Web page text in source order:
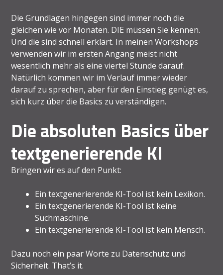
Die Grundlagen hingegen sind immer noch die
gleichen wie vor Monaten. DIE müssen Sie kennen.
Und die sind schnell erklärt. In meinen Workshops
verwenden wir im ersten Angang meist nicht
wesentlich mehr als eine viertel Stunde darauf.
Natürlich kommen wir im Verlauf immer wieder
darauf zu sprechen, aber für den Einstieg genügt es,
sich kurz über die Basics zu verständigen.
Die absoluten Basics über
textgenerierende KI
Bringen wir es auf den Punkt:
Ein textgenerierende KI-Tool ist kein Lexikon.
Ein textgenerierende KI-Tool ist keine
Suchmaschine.
Ein textgenerierende KI-Tool ist kein Mensch.
Dazu noch ein paar Worte zu Datenschutz und
Sicherheit. That’s it.